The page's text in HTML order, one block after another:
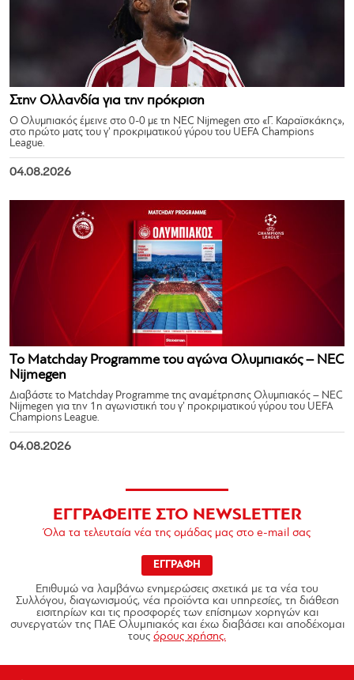
Στην Ολλανδία για την πρόκριση
Ο Ολυμπιακός έμεινε στο 0-0 με τη NEC Nijmegen στο «Γ. Καραϊσκάκης»,
στο πρώτο ματς του γ’ προκριματικού γύρου του UEFA Champions
League.
04.08.2026
Το Matchday Programme του αγώνα Ολυμπιακός – NEC
Nijmegen
Διαβάστε το Matchday Programme της αναμέτρησης Ολυμπιακός – NEC
Nijmegen για την 1η αγωνιστική του γ’ προκριματικού γύρου του UEFA
Champions League.
04.08.2026
ΕΓΓΡΑΦΕΙΤΕ ΣΤΟ NEWSLETTER
Όλα τα τελευταία νέα της ομάδας μας στο e-mail σας
ΕΓΓΡΑΦΗ
Επιθυμώ να λαμβάνω ενημερώσεις σχετικά με τα νέα του
Συλλόγου, διαγωνισμούς, νέα προϊόντα και υπηρεσίες, τη διάθεση
εισιτηρίων και τις προσφορές των επίσημων χορηγών και
συνεργατών της ΠΑΕ Ολυμπιακός και έχω διαβάσει και αποδέχομαι
τους όρους χρήσης.